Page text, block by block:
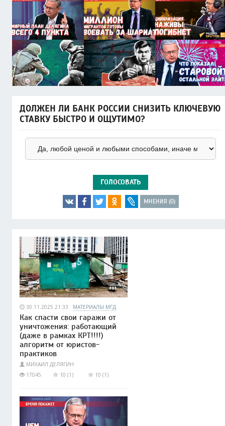
ДОЛЖЕН ЛИ БАНК РОССИИ СНИЗИТЬ КЛЮЧЕВУЮ
СТАВКУ БЫСТРО И ОЩУТИМО?
ГОЛОСОВАТЬ
МНЕНИЯ (0)
30.11.2025 21:33 МАТЕРИАЛЫ МГД
Как спасти свои гаражи от
уничтожения: работающий
(даже в рамках КРТ!!!!)
алгоритм от юристов-
практиков
МИХАИЛ ДЕЛЯГИН
17045
10 (1) 10 (1)